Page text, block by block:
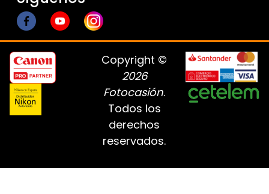
Copyright ©
2026
Fotocasión.
Todos los
derechos
reservados.